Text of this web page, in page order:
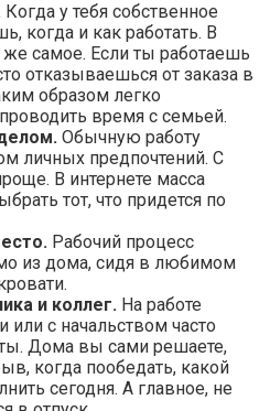
Когда у тебя собственное
когда и как работать. В
же самое. Если ты работаешь
отказываешься от заказа в
образом легко
время с семьей.
Обычную работу
личных предпочтений. С
В интернете масса
тот, что придется по
Рабочий процесс
из дома, сидя в любимом
и коллег. На работе
с начальством часто
Дома вы сами решаете,
когда пообедать, какой
сегодня. А главное, не